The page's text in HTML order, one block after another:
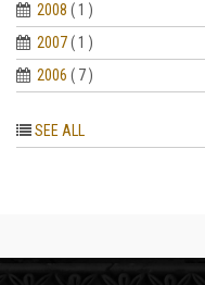
2008 ( 1 )
2007( 1 )
2006 ( 7 )
SEE ALL